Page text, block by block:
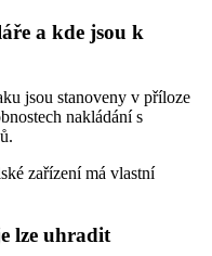
a kde jsou k
jsou stanoveny v příloze
nakládání s
zařízení má vlastní
lze uhradit